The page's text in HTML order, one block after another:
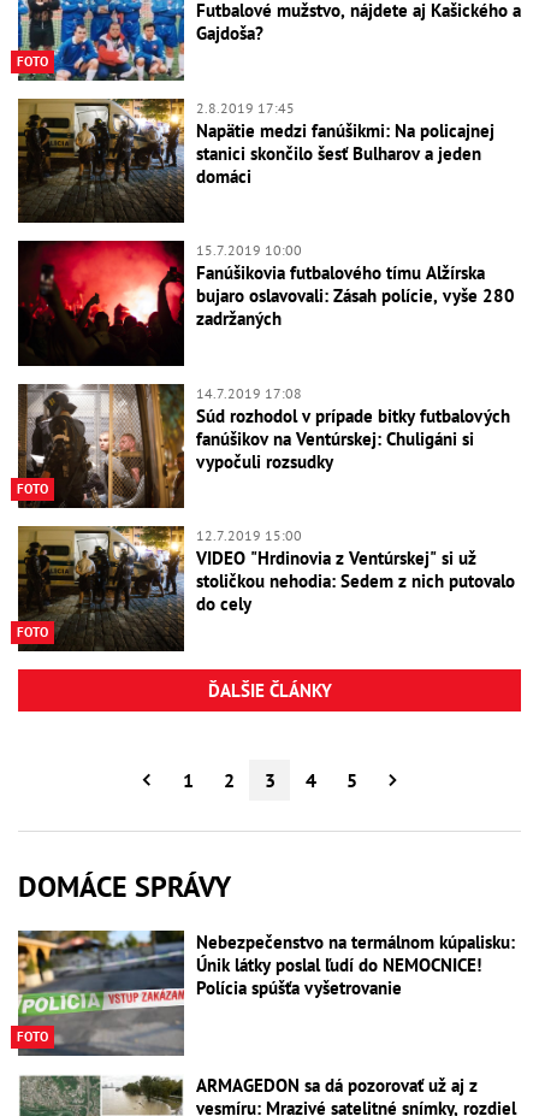
FOTO
Futbalové mužstvo, nájdete aj Kašického a
Gajdoša?
2.8.2019 17:45
Napätie medzi fanúšikmi: Na policajnej
stanici skončilo šesť Bulharov a jeden
domáci
15.7.2019 10:00
Fanúšikovia futbalového tímu Alžírska
bujaro oslavovali: Zásah polície, vyše 280
zadržaných
FOTO
14.7.2019 17:08
Súd rozhodol v prípade bitky futbalových
fanúšikov na Ventúrskej: Chuligáni si
vypočuli rozsudky
FOTO
12.7.2019 15:00
VIDEO "Hrdinovia z Ventúrskej" si už
stoličkou nehodia: Sedem z nich putovalo
do cely
ĎALŠIE ČLÁNKY
1 2 3 4 5
DOMÁCE SPRÁVY
FOTO
Nebezpečenstvo na termálnom kúpalisku:
Únik látky poslal ľudí do NEMOCNICE!
Polícia spúšťa vyšetrovanie
ARMAGEDON sa dá pozorovať už aj z
vesmíru: Mrazivé satelitné snímky, rozdiel